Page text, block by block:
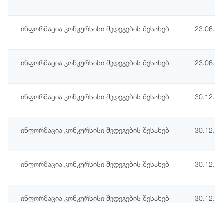
ინფორმაცია კონკურსისი შედეგების შესახებ
ინფორმაცია კონკურსისი შედეგების შესახებ
ინფორმაცია კონკურსისი შედეგების შესახებ
ინფორმაცია კონკურსისი შედეგების შესახებ
ინფორმაცია კონკურსისი შედეგების შესახებ
ინფორმაცია კონკურსისი შედეგების შესახებ